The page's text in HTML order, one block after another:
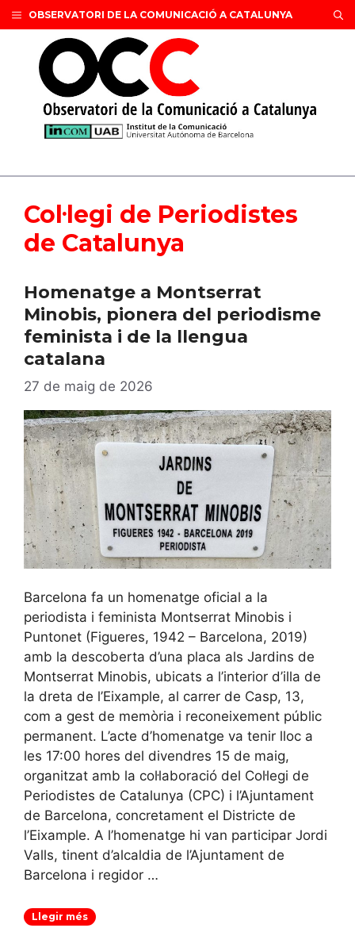
Vés
al
contingut
OBSERVATORI DE LA COMUNICACIÓ A CATALUNYA
Col·legi de Periodistes
de Catalunya
Homenatge a Montserrat
Minobis, pionera del periodisme
feminista i de la llengua
catalana
27 de maig de 2026
Barcelona fa un homenatge oficial a la
periodista i feminista Montserrat Minobis i
Puntonet (Figueres, 1942 – Barcelona, 2019)
amb la descoberta d’una placa als Jardins de
Montserrat Minobis, ubicats a l’interior d’illa de
la dreta de l’Eixample, al carrer de Casp, 13,
com a gest de memòria i reconeixement públic
permanent. L’acte d’homenatge va tenir lloc a
les 17:00 hores del divendres 15 de maig,
organitzat amb la col·laboració del Col·legi de
Periodistes de Catalunya (CPC) i l’Ajuntament
de Barcelona, concretament el Districte de
l’Eixample. A l’homenatge hi van participar Jordi
Valls, tinent d’alcaldia de l’Ajuntament de
Barcelona i regidor …
Llegir més